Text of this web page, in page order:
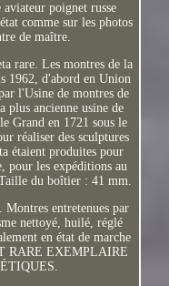
poignet russe
comme sur les photos
de maître.
rare. Les montres de la
1962, d'abord en Union
l'Usine de montres de
plus ancienne usine de
Grand en 1721 sous le
réaliser des sculptures
étaient produites pour
pour les expéditions au
du boîtier : 41 mm.
entretenues par
nettoyé, huilé, réglé
en état de marche
RARE EXEMPLAIRE